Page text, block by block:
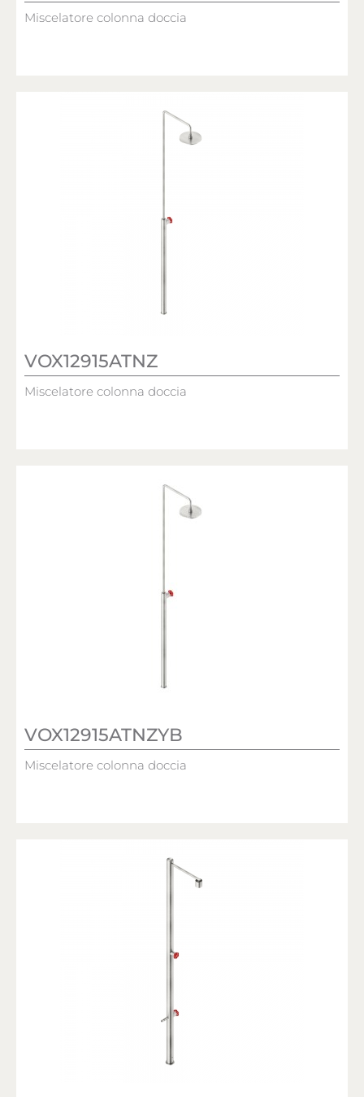
Miscelatore colonna doccia
VOX12915ATNZ
Miscelatore colonna doccia
VOX12915ATNZYB
Miscelatore colonna doccia